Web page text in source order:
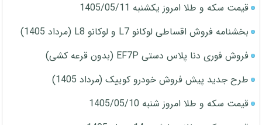
قیمت سکه و طلا امروز یکشنبه 1405/05/11
بخشنامه فروش اقساطی لوکانو L7 و لوکانو L8 (مرداد 1405)
فروش فوری دنا پلاس دستی EF7P (بدون قرعه کشی)
طرح جدید پیش فروش خودرو کوییک (مرداد 1405)
قیمت سکه و طلا امروز شنبه 1405/05/10